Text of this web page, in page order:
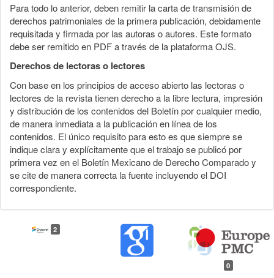
Para todo lo anterior, deben remitir la carta de transmisión de
derechos patrimoniales de la primera publicación, debidamente
requisitada y firmada por las autoras o autores. Este formato
debe ser remitido en PDF a través de la plataforma OJS.
Derechos de lectoras o lectores
Con base en los principios de acceso abierto las lectoras o
lectores de la revista tienen derecho a la libre lectura, impresión
y distribución de los contenidos del Boletín por cualquier medio,
de manera inmediata a la publicación en línea de los
contenidos. El único requisito para esto es que siempre se
indique clara y explícitamente que el trabajo se publicó por
primera vez en el Boletín Mexicano de Derecho Comparado y
se cite de manera correcta la fuente incluyendo el DOI
correspondiente.
2
0